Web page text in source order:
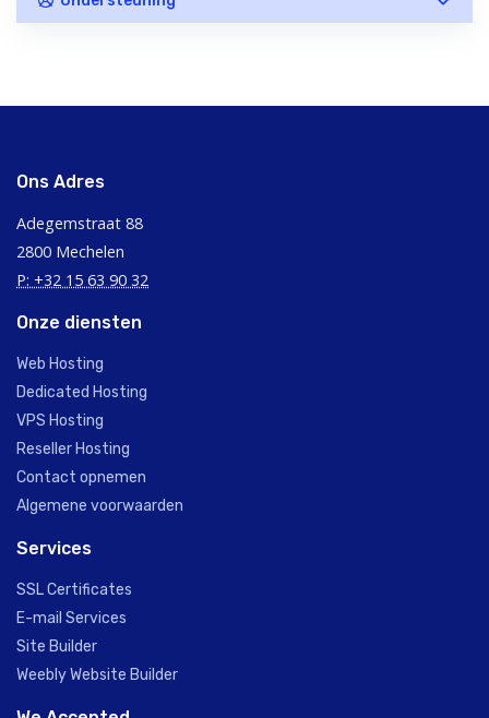
Ons Adres
Adegemstraat 88
2800 Mechelen
P: +32 15 63 90 32
Onze diensten
Web Hosting
Dedicated Hosting
VPS Hosting
Reseller Hosting
Contact opnemen
Algemene voorwaarden
Services
SSL Certificates
E-mail Services
Site Builder
Weebly Website Builder